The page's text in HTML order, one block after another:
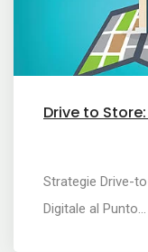
Drive to
Strategie Drive-
Digitale al Punto…